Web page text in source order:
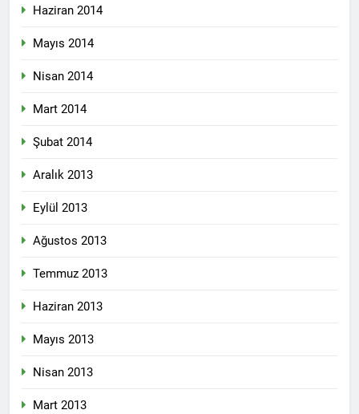
Haziran 2014
Mayıs 2014
Nisan 2014
Mart 2014
Şubat 2014
Aralık 2013
Eylül 2013
Ağustos 2013
Temmuz 2013
Haziran 2013
Mayıs 2013
Nisan 2013
Mart 2013